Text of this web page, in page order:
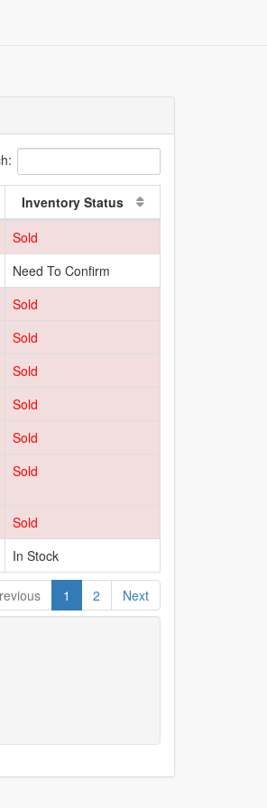
Inventory Status
Sold
Need To Confirm
Sold
Sold
Sold
Sold
Sold
Sold
Sold
In Stock
1 2 Next